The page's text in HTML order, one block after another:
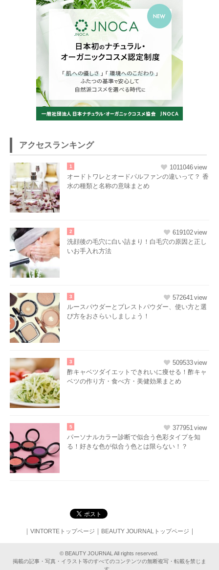
アクセスランキング
1
1011046
オードトワレとオードパルファンの違いって？ 香
水の種類と名称の意味まとめ
2
619102
洗顔後の毛穴に白い詰まり！白毛穴の原因と正し
いお手入れ方法
3
572641
ルースパウダーとプレストパウダー、使い方と選
び方をおさらいしましょう！
3
509533
酢キャベツダイエットできれいに痩せる！酢キャ
ベツの作り方・食べ方・美健効果まとめ
5
377951
パーソナルカラー診断で似合う色彩タイプを知
る！好きな色が似合う色とは限らない！？
｜ VINTORTEトップページ ｜ BEAUTY JOURNALトップページ ｜
© BEAUTY JOURNAL All rights reserved.
掲載の記事・写真・イラスト等のすべてのコンテンツの無断複写・転載を禁じま